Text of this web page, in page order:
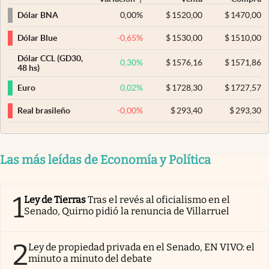
Dólar BNA
0,00% $ 1520,00 $1470,00
Dólar Blue -0,65% $ 1530,00 $1510,00
Dólar CCL (GD30,
48 hs)
0,30% $ 1576,16 $1571,86
Euro 0,02% $ 1728,30 $1727,57
Real brasileño -0,00% $ 293,40 $293,30
Las más leídas de Economía y Política
1Ley de TierrasTras el revés al oficialismo en el
Senado, Quirno pidió la renuncia de Villarruel
2Ley de propiedad privada en el Senado, EN VIVO: el
minuto a minuto del debate